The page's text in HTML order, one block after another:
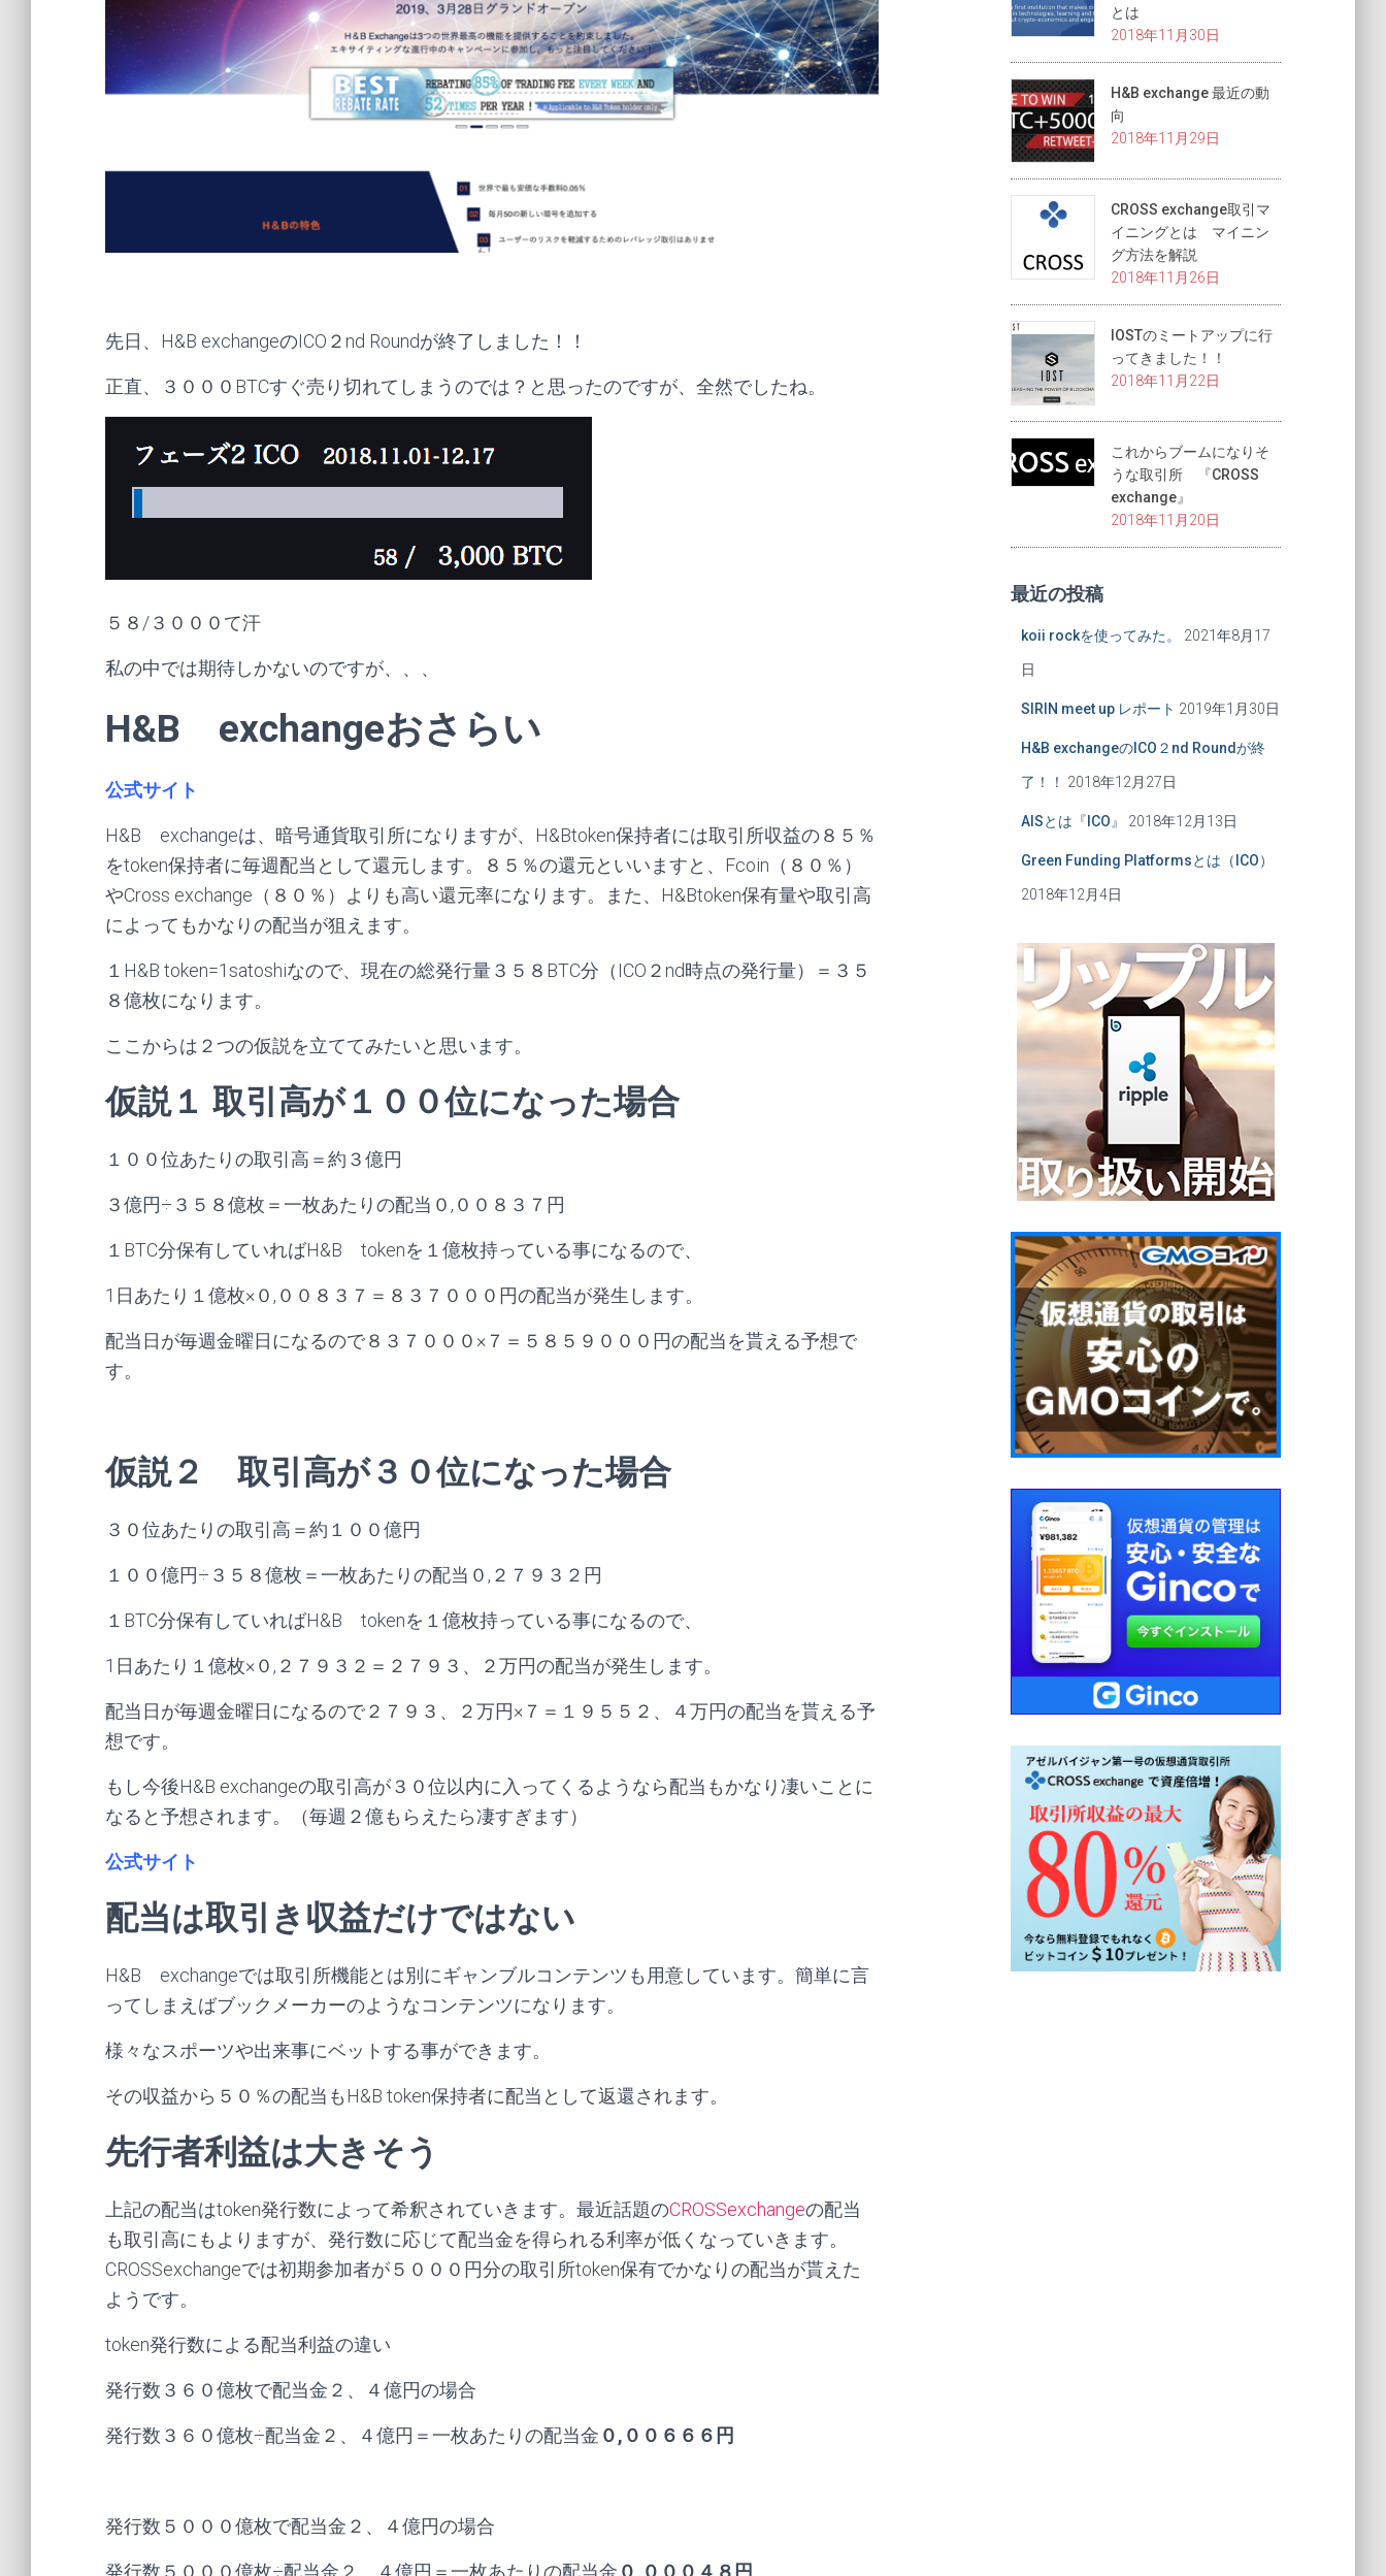
先日、H&B exchangeのICO２nd Roundが終了しました！！
正直、３０００BTCすぐ売り切れてしまうのでは？と思ったのですが、全然でしたね。
５８/３０００て汗
私の中では期待しかないのですが、、、
H&B exchangeおさらい
公式サイト
H&B exchangeは、暗号通貨取引所になりますが、H&Btoken保持者には取引所収益の８５％
をtoken保持者に毎週配当として還元します。８５％の還元といいますと、Fcoin（８０％）
やCross exchange（８０％）よりも高い還元率になります。また、H&Btoken保有量や取引高
によってもかなりの配当が狙えます。
１H&B token=1satoshiなので、現在の総発行量３５８BTC分（ICO２nd時点の発行量）＝３５
８億枚になります。
ここからは２つの仮説を立ててみたいと思います。
仮説１ 取引高が１００位になった場合
１００位あたりの取引高＝約３億円
３億円÷３５８億枚＝一枚あたりの配当０,００８３７円
１BTC分保有していればH&B tokenを１億枚持っている事になるので、
1日あたり１億枚×０,００８３７＝８３７０００円の配当が発生します。
配当日が毎週金曜日になるので８３７０００×７＝５８５９０００円の配当を貰える予想で
す。
仮説２ 取引高が３０位になった場合
３０位あたりの取引高＝約１００億円
１００億円÷３５８億枚＝一枚あたりの配当０,２７９３２円
１BTC分保有していればH&B tokenを１億枚持っている事になるので、
1日あたり１億枚×０,２７９３２＝２７９３、２万円の配当が発生します。
配当日が毎週金曜日になるので２７９３、２万円×７＝１９５５２、４万円の配当を貰える予
想です。
もし今後H&B exchangeの取引高が３０位以内に入ってくるようなら配当もかなり凄いことに
なると予想されます。（毎週２億もらえたら凄すぎます）
公式サイト
配当は取引き収益だけではない
H&B exchangeでは取引所機能とは別にギャンブルコンテンツも用意しています。簡単に言
ってしまえばブックメーカーのようなコンテンツになります。
様々なスポーツや出来事にベットする事ができます。
その収益から５０％の配当もH&B token保持者に配当として返還されます。
先行者利益は大きそう
上記の配当はtoken発行数によって希釈されていきます。最近話題のCROSSexchangeの配当
も取引高にもよりますが、発行数に応じて配当金を得られる利率が低くなっていきます。
CROSSexchangeでは初期参加者が５０００円分の取引所token保有でかなりの配当が貰えた
ようです。
token発行数による配当利益の違い
発行数３６０億枚で配当金２、４億円の場合
発行数３６０億枚÷配当金２、４億円＝一枚あたりの配当金 ０,００６６６円
発行数５０００億枚で配当金２、４億円の場合
発行数５０００億枚÷配当金２、４億円＝一枚あたりの配当金 ０,０００４８円
とは
2018年11月30日
H&B exchange 最近の動
向
2018年11月29日
CROSS exchange取引マ
イニングとは マイニン
グ方法を解説
2018年11月26日
IOSTのミートアップに行
ってきました！！
2018年11月22日
これからブームになりそ
うな取引所 『CROSS
exchange』
2018年11月20日
最近の投稿
koii rockを使ってみた。 2021年8月17
日
SIRIN meet up レポート 2019年1月30日
H&B exchangeのICO２nd Roundが終
了！！ 2018年12月27日
AISとは『ICO』 2018年12月13日
Green Funding Platformsとは（ICO）
2018年12月4日